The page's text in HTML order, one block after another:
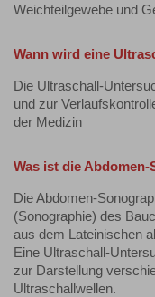
Weichteilgewebe und
Wann wird eine
Die Ultraschall-
und zur
der Medizin
Was ist die
Die Abdomen-
(Sonographie) des
aus dem Lateinischen
Eine Ultraschall-
zur Darstellung
Ultraschallwellen.